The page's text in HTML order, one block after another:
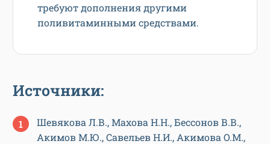
требуют дополнения другими
поливитаминными средствами.
Источники:
Шевякова Л.В., Махова Н.Н., Бессонов В.В.,
Акимов М.Ю., Савельев Н.И., Акимова О.М.,